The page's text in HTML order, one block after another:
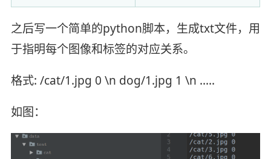
之后写一个简单的python脚本，生成txt文件，用
于指明每个图像和标签的对应关系。
格式: /cat/1.jpg 0 \n dog/1.jpg 1 \n .....
如图：